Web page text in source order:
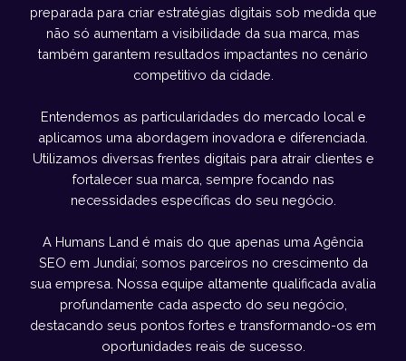
preparada para criar estratégias digitais sob medida que
não só aumentam a visibilidade da sua marca, mas
também garantem resultados impactantes no cenário
competitivo da cidade.
Entendemos as particularidades do mercado local e
aplicamos uma abordagem inovadora e diferenciada.
Utilizamos diversas frentes digitais para atrair clientes e
fortalecer sua marca, sempre focando nas
necessidades específicas do seu negócio.
A Humans Land é mais do que apenas uma Agência
SEO em Jundiaí; somos parceiros no crescimento da
sua empresa. Nossa equipe altamente qualificada avalia
profundamente cada aspecto do seu negócio,
destacando seus pontos fortes e transformando-os em
oportunidades reais de sucesso.